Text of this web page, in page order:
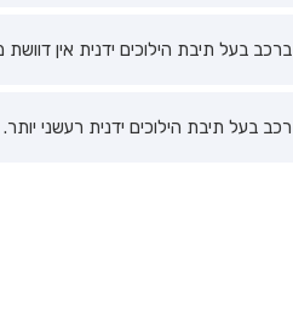
ברכב בעל תיבת הילוכים ידנית אין
רכב בעל תיבת הילוכים ידנית רעשני יותר.